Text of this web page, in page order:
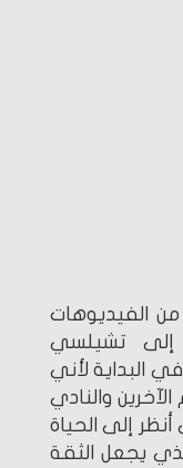
من الفيديوهات
إلى تشيلسي
كثيراً في البداية لأني
والنادي
إلى الحياة
يجعل الثقة